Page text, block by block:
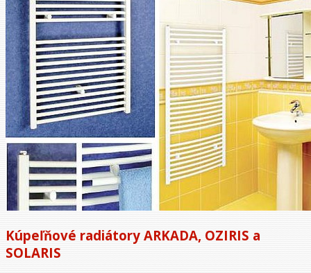
Kúpeľňové radiátory ARKADA, OZIRIS a
SOLARIS